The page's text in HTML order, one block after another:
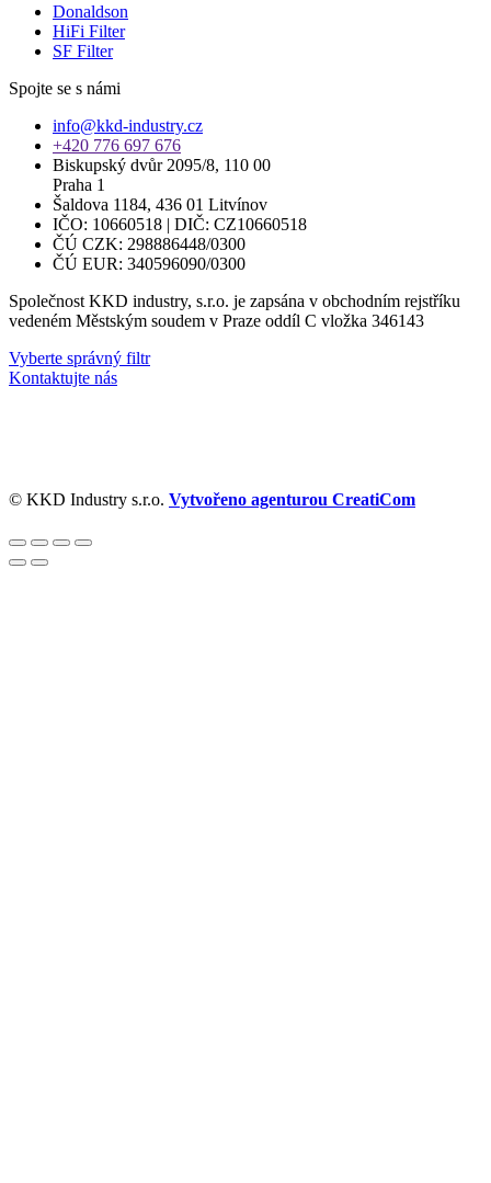
Donaldson
HiFi Filter
SF Filter
Spojte se s námi
info@kkd-industry.cz
+420 776 697 676
Biskupský dvůr 2095/8, 110 00
Praha 1
Šaldova 1184, 436 01 Litvínov
IČO: 10660518 | DIČ: CZ10660518
ČÚ CZK: 298886448/0300
ČÚ EUR: 340596090/0300
Společnost KKD industry, s.r.o. je zapsána v obchodním rejstříku
vedeném Městským soudem v Praze oddíl C vložka 346143
Vyberte správný filtr
Kontaktujte nás
© KKD Industry s.r.o. Vytvořeno agenturou CreatiCom